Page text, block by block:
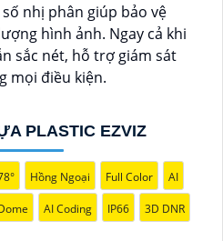
bạn giám sát ngôi nhà
nơi chỉ bằng một chiếc
mang lại chất lượng
cách dễ dàng. Đừng bỏ lỡ
Ezviz giá rẻ chính hãng để
của bạn ngay hôm nay!"
giúp bạn trong việc giới
Ezviz.
nhị phân giúp bảo vệ
hình ảnh. Ngay cả khi
sắc nét, hỗ trợ giám sát
mọi điều kiện.
PLASTIC EZVIZ
Hồng Ngoại Full Color AI
AI Coding IP66 3D DNR